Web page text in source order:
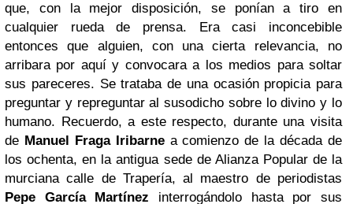
que, con la mejor disposición, se ponían a tiro en
cualquier rueda de prensa. Era casi inconcebible
entonces que alguien, con una cierta relevancia, no
arribara por aquí y convocara a los medios para soltar
sus pareceres. Se trataba de una ocasión propicia para
preguntar y repreguntar al susodicho sobre lo divino y lo
humano. Recuerdo, a este respecto, durante una visita
de Manuel Fraga Iribarnea comienzo de la década de
los ochenta, en la antigua sede de Alianza Popular de la
murciana calle de Trapería, al maestro de periodistas
Pepe García Martínez interrogándolo hasta por sus